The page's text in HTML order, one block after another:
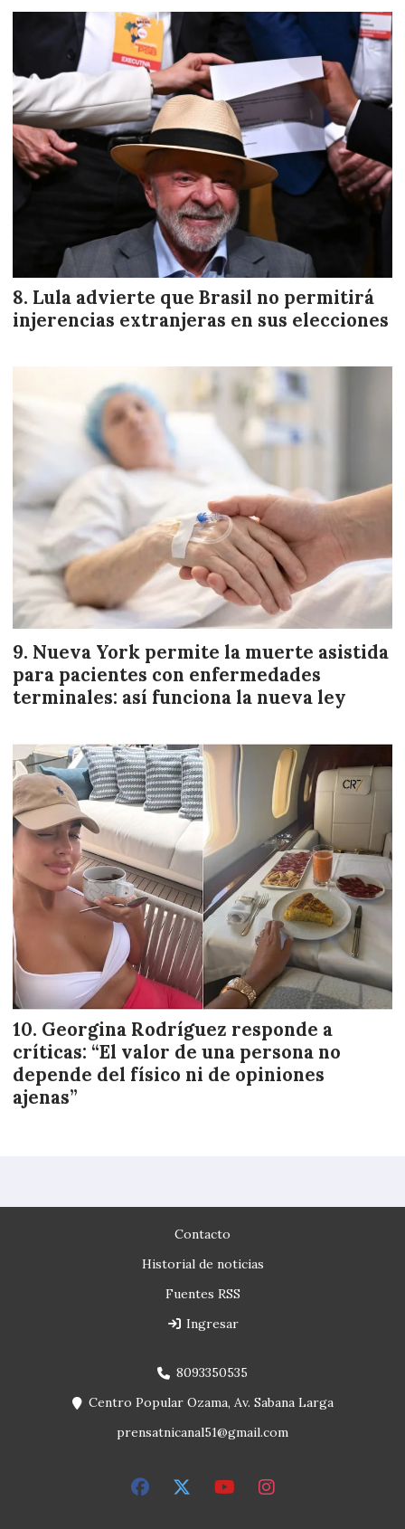
Lula advierte que Brasil no permitirá
injerencias extranjeras en sus elecciones
Nueva York permite la muerte asistida
para pacientes con enfermedades
terminales: así funciona la nueva ley
Georgina Rodríguez responde a
críticas: “El valor de una persona no
depende del físico ni de opiniones
ajenas”
Contacto
Historial de noticias
Fuentes RSS
Ingresar
8093350535
Centro Popular Ozama, Av. Sabana Larga
prensatnicanal51@gmail.com